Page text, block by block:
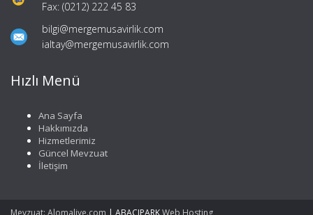
Fax: (0212) 222 45 83
bilgi@mergemusavirlik.com
ialtay@mergemusavirlik.com
Hızlı Menü
Ana Sayfa
Hakkımızda
Hizmetlerimiz
Güncel Mevzuat
İletişim
Mevzuat: Alomaliye.com | ABACIPARKWeb Hosting